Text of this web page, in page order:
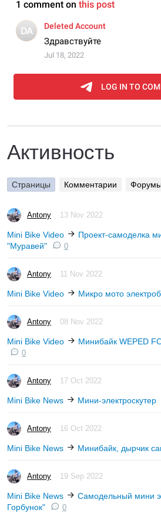
Активность
Страницы Комментарии Форумы
Antony 13 Nov 2022
Mini Bike Video
Проект-самоделка
"Муравей"
0
Antony 11 Nov 2022
Mini Bike Video Микро мото
Antony 08 Nov 2022
Mini Bike Video Минибайк WEPED
0
Antony 17 Oct 2022
Mini Bike News Мини-электроскутер
Antony 16 Oct 2022
Mini Bike News Минибайк, дырчик
Antony 19 Sep 2022
Mini Bike News
Самодельный мини
Горбунок"
0